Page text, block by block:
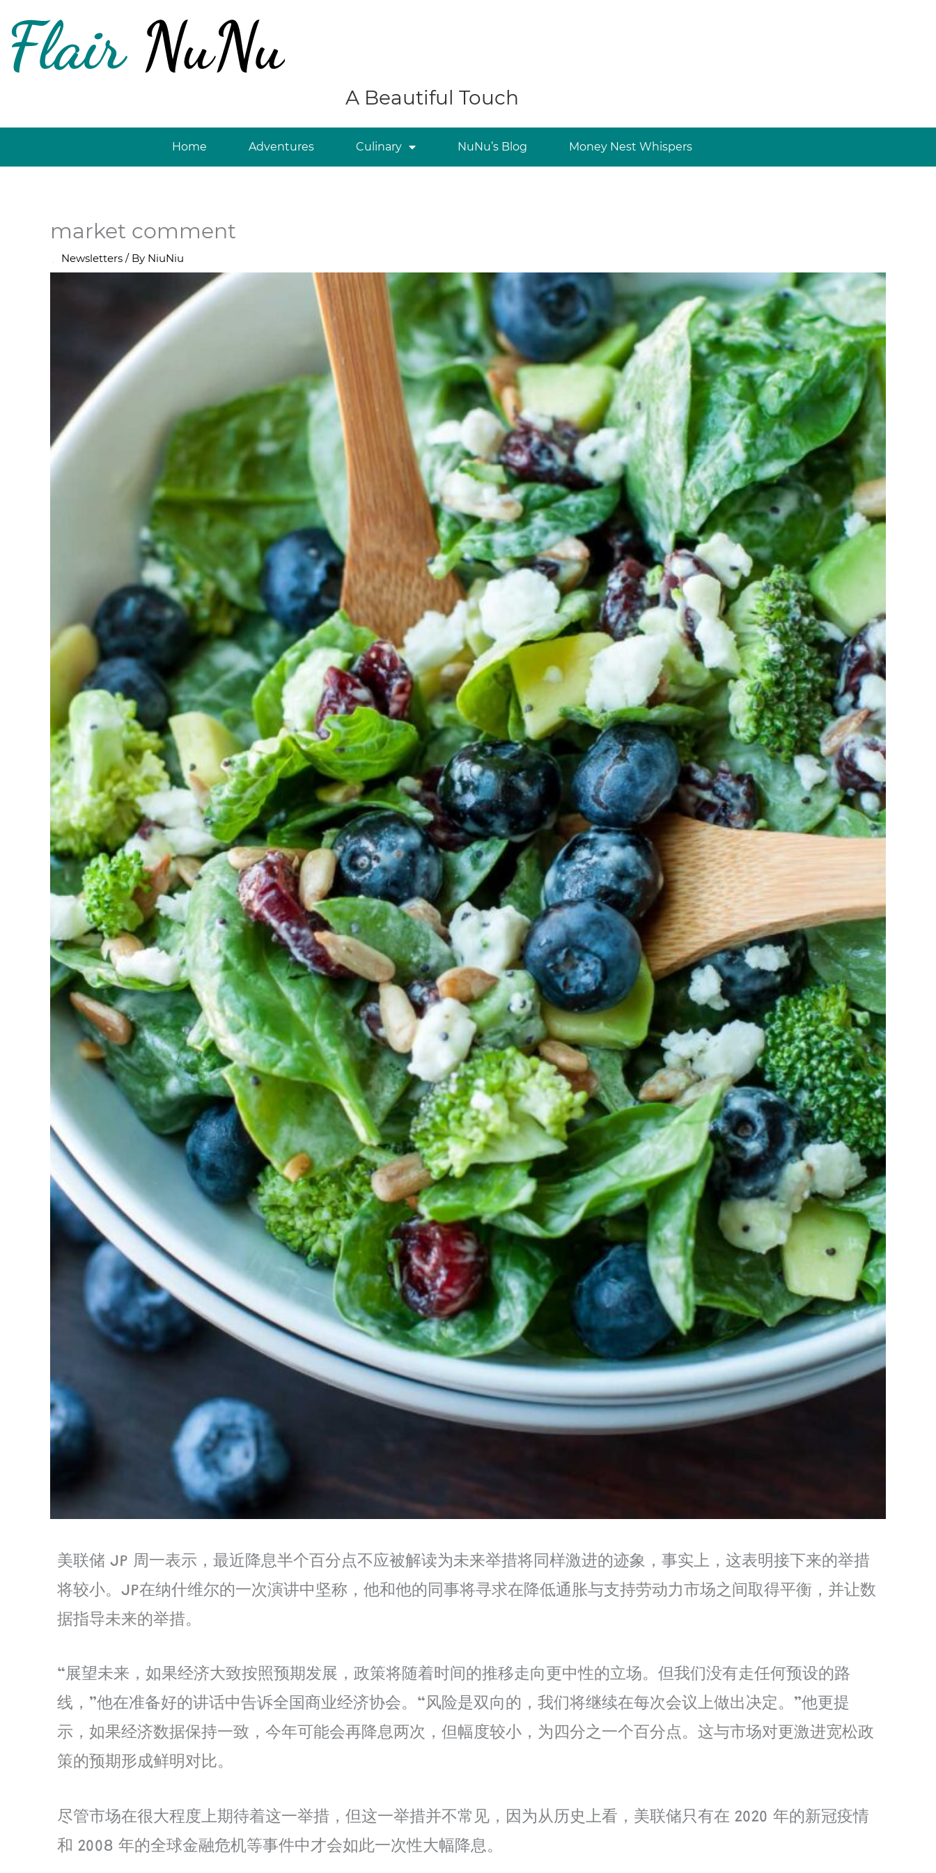
content
A Beautiful Touch
Home Adventures Culinary NuNu’s Blog Money Nest Whispers
market comment
Newsletters / By NiuNiu
美联储 JP 周一表示，最近降息半个百分点不应被解读为未来举措将同样激进的迹象，事实上，这表明接下来的举措
将较小。JP在纳什维尔的一次演讲中坚称，他和他的同事将寻求在降低通胀与支持劳动力市场之间取得平衡，并让数
据指导未来的举措。
“展望未来，如果经济大致按照预期发展，政策将随着时间的推移走向更中性的立场。但我们没有走任何预设的路
线，”他在准备好的讲话中告诉全国商业经济协会。“风险是双向的，我们将继续在每次会议上做出决定。”他更提
示，如果经济数据保持一致，今年可能会再降息两次，但幅度较小，为四分之一个百分点。这与市场对更激进宽松政
策的预期形成鲜明对比。
尽管市场在很大程度上期待着这一举措，但这一举措并不常见，因为从历史上看，美联储只有在 2020 年的新冠疫情
和 2008 年的全球金融危机等事件中才会如此一次性大幅降息。